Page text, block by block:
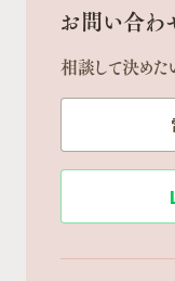
お問い合わ
相談して決めた